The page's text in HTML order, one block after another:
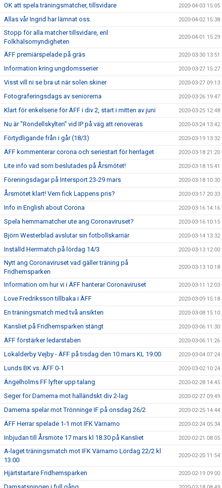
OK att spela träningsmatcher, tillsvidare 2020-04-03 15:05
Allas vår Ingrid har lämnat oss. 2020-04-02 15:38
Stopp för alla matcher tillsvidare, enl
Folkhälsomyndigheten
2020-04-01 15:29
ÄFF premiärspelade på gräs 2020-03-30 13:51
Information kring ungdomsserier 2020-03-27 15:27
Visst vill ni se bra ut när solen skiner 2020-03-27 09:13
Fotograferingsdags av seniorerna 2020-03-26 19:47
Klart för enkelserie för ÄFF i div 2, start i mitten av juni 2020-03-25 12:48
Nu är "Rondellskylten" vid IP på väg att renoveras 2020-03-24 13:42
Förtydligande från i går (18/3) 2020-03-19 13:32
ÄFF kommenterar corona och seriestart för herrlaget 2020-03-18 21:20
Lite info vad som beslutades på Årsmötet! 2020-03-18 15:41
Föreningsdagar på Intersport 23-29 mars 2020-03-18 10:30
Årsmötet klart! Vem fick Lappens pris? 2020-03-17 20:33
Info in English about Corona 2020-03-16 14:16
Spela hemmamatcher ute ang Coronaviruset? 2020-03-16 10:15
Björn Westerblad avslutar sin fotbollskarriär 2020-03-14 13:32
Inställd Herrmatch på lördag 14/3 2020-03-13 12:00
Nytt ang Coronaviruset vad gäller träning på
Fridhemsparken
2020-03-13 10:18
Information om hur vi i ÄFF hanterar Coronaviruset 2020-03-11 12:03
Love Fredriksson tillbaka i ÄFF 2020-03-09 15:18
En träningsmatch med två ansikten 2020-03-08 15:10
Kansliet på Fridhemsparken stängt 2020-03-06 11:30
ÄFF förstärker ledarstaben 2020-03-06 11:26
Lokalderby Vejby - ÄFF på tisdag den 10 mars KL 19.00 2020-03-04 07:24
Lunds BK vs. ÄFF 0-1 2020-03-02 10:24
Ängelholms FF lyfter upp talang 2020-02-28 14:45
Seger för Damerna mot halländskt div 2-lag 2020-02-27 09:49
Damerna spelar mot Trönninge IF på onsdag 26/2 2020-02-25 14:44
ÄFF Herrar spelade 1-1 mot IFK Värnamo 2020-02-24 05:34
Inbjudan till Årsmöte 17 mars kl 18.30 på Kansliet 2020-02-21 08:05
A-laget träningsmatch mot IFK Värnamo Lördag 22/2 kl
13:00
2020-02-20 11:54
Hjärtstartare Fridhemsparken 2020-02-19 09:00